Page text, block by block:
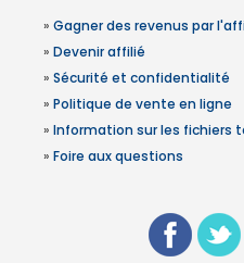
» Gagner des revenus par
» Devenir affilié
» Sécurité et confidentialité
» Politique de vente en ligne
» Information sur les fichiers
» Foire aux questions